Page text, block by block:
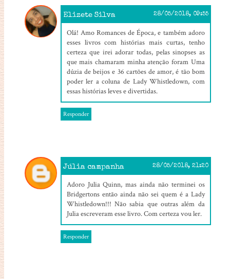
Elizete Silva 28/05/2018, 09:55
Olá! Amo Romances de Época, e também adoro
esses livros com histórias mais curtas, tenho
certeza que irei adorar todas, pelas sinopses as
que mais chamaram minha atenção foram Uma
dúzia de beijos e 36 cartões de amor, é tão bom
poder ler a coluna de Lady Whistledown, com
essas histórias leves e divertidas.
Responder
Júlia campanha 28/05/2018, 21:20
Adoro Julia Quinn, mas ainda não terminei os
Bridgertons então ainda não sei quem é a Lady
Whistledown!!! Não sabia que outras além da
Julia escreveram esse livro. Com certeza vou ler.
Responder